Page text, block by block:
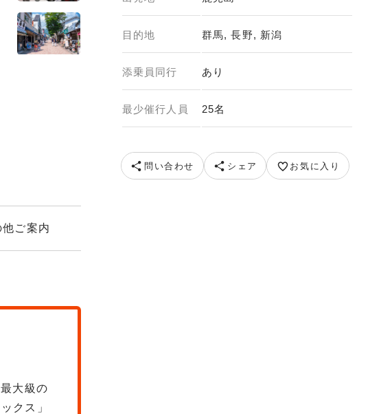
草津温泉 湯畑（イメージ） 提供：ピクスタ
他ご案内
大級の
クス」
目的地 群馬, 長野, 新潟
添乗員同行 あり
最少催行人員 25名
問い合わせ シェア お気に入り